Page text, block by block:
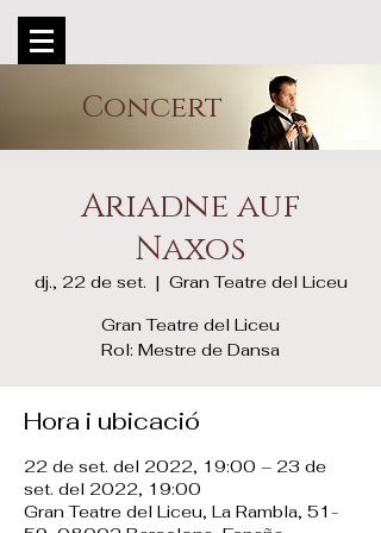
Concert
Ariadne auf
Naxos
dj., 22 de set.
  |
Gran Teatre del Liceu
Gran Teatre del Liceu
Rol: Mestre de Dansa
Hora i ubicació
22 de set. del 2022, 19:00 – 23 de
set. del 2022, 19:00
Gran Teatre del Liceu, La Rambla, 51-